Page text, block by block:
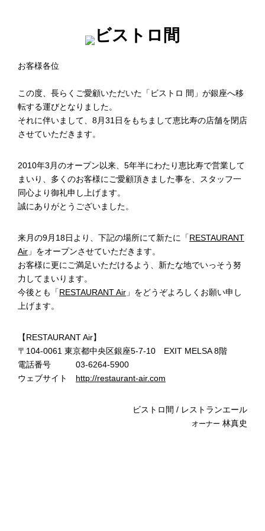
お客様各位
この度、長らくご愛顧いただいた「ビストロ 間」が銀座へ移
転する運びとなりました。
それに伴いまして、8月31日をもちまして恵比寿の店舗を閉店
させていただきます。
2010年3月のオープン以来、5年半にわたり恵比寿で営業して
まいり、多くのお客様にご愛顧頂きました事を、スタッフ一
同心より御礼申し上げます。
誠にありがとうございました。
来月の9月18日より、下記の場所にて新たに「RESTAURANT
Air 」をオープンさせていただきます。
お客様に更にご満足いただけるよう、新たな地でいっそう努
力してまいります。
今後とも「RESTAURANT Air 」をどうぞよろしくお願い申し
上げます。
【RESTAURANT Air】
〒104-0061 東京都中央区銀座5-7-10 EXIT MELSA 8階
電話番号 03-6264-5900
ウェブサイト http://restaurant-air.com
ビストロ間 / レストランエール
オーナー 林真史